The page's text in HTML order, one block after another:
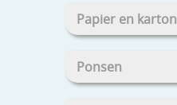
Papier en karton
Ponsen